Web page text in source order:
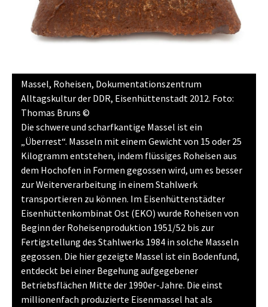
Massel, Roheisen, Dokumentationszentrum
Alltagskultur der DDR, Eisenhüttenstadt 2012. Foto:
Thomas Bruns ©
Die schwere und scharfkantige Massel ist ein
„Überrest“. Masseln mit einem Gewicht von 15 oder 25
Kilogramm entstehen, indem flüssiges Roheisen aus
dem Hochofen in Formen gegossen wird, um es besser
zur Weiterverarbeitung in einem Stahlwerk
transportieren zu können. Im Eisenhüttenstädter
Eisenhüttenkombinat Ost (EKO) wurde Roheisen von
Beginn der Roheisenproduktion 1951/52 bis zur
Fertigstellung des Stahlwerks 1984 in solche Masseln
gegossen. Die hier gezeigte Massel ist ein Bodenfund,
entdeckt bei einer Begehung aufgegebener
Betriebsflächen Mitte der 1990er-Jahre. Die einst
millionenfach produzierte Eisenmassel hat als